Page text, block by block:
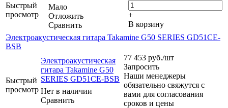
Быстрый
просмотр
Мало
Отложить
Сравнить
+
В корзину
Электроакустическая гитара Takamine G50 SERIES GD51CE-
BSB
Быстрый
просмотр
Электроакустическая
гитара Takamine G50
SERIES GD51CE-BSB
Нет в наличии
Сравнить
77 453 руб./шт
Запросить
Наши менеджеры
обязательно свяжутся с
вами для согласования
сроков и цены